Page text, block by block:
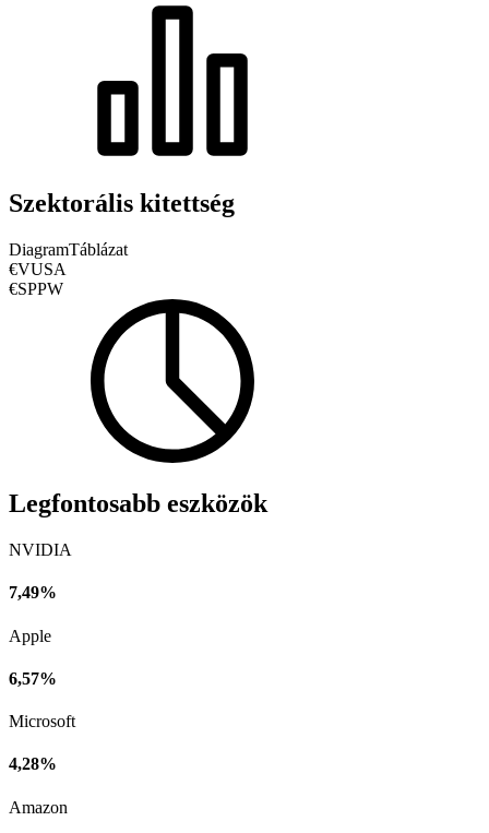
Szektorális kitettség
DiagramTáblázat
€VUSA
€SPPW
Legfontosabb eszközök
NVIDIA
7,49%
Apple
6,57%
Microsoft
4,28%
Amazon